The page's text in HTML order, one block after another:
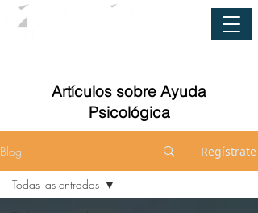
Artículos sobre Ayuda
Psicológica
Blog Regístrate
Todas las entradas